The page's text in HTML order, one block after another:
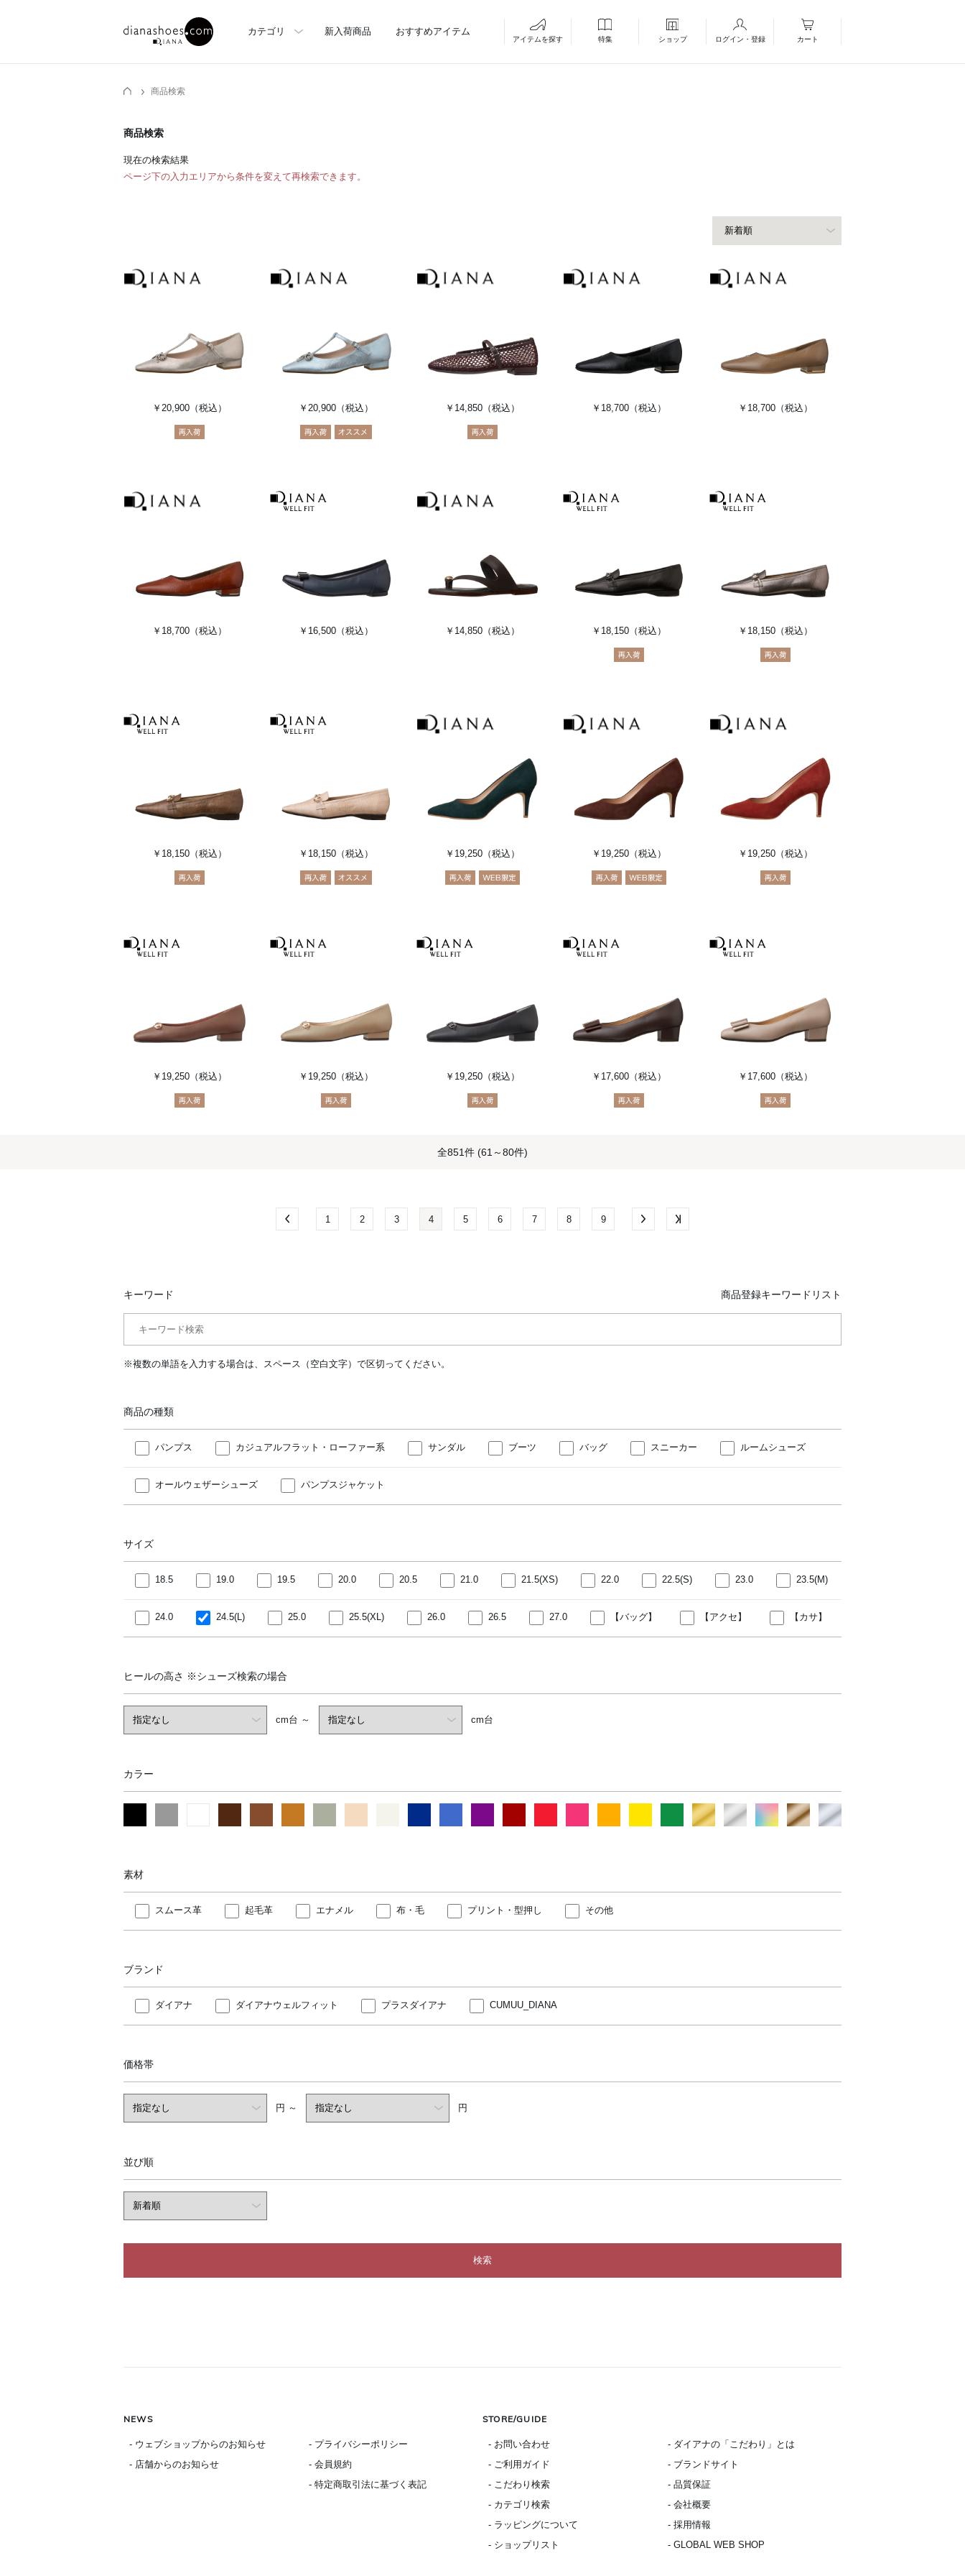
カテゴリ 新入荷商品 おすすめアイテム
アイテムを探す 特集 ショップ ログイン・登録 カート
商品検索
商品検索
現在の検索結果
ページ下の入力エリアから条件を変えて再検索できます。
￥20,900 （税込） ￥20,900 （税込） ￥14,850 （税込） ￥18,700 （税込） ￥18,700 （税込）
￥18,700 （税込） ￥16,500 （税込） ￥14,850 （税込） ￥18,150 （税込） ￥18,150 （税込）
￥18,150 （税込） ￥18,150 （税込） ￥19,250 （税込） ￥19,250 （税込） ￥19,250 （税込）
￥19,250 （税込） ￥19,250 （税込） ￥19,250 （税込） ￥17,600 （税込） ￥17,600 （税込）
全851件 (61～80件)
1 2 3 4 5 6 7 8 9
キーワード 商品登録キーワードリスト
※複数の単語を入力する場合は、スペース（空白文字）で区切ってください。
商品の種類
パンプス カジュアルフラット・ローファー系 サンダル ブーツ バッグ スニーカー ルームシューズ
オールウェザーシューズ パンプスジャケット
サイズ
18.5 19.0 19.5 20.0 20.5 21.0 21.5(XS) 22.0 22.5(S) 23.0 23.5(M)
24.0 24.5(L) 25.0 25.5(XL) 26.0 26.5 27.0 【バッグ】 【アクセ】 【カサ】
ヒールの高さ ※シューズ検索の場合
cm台 ～ cm台
カラー
素材
スムース革 起毛革 エナメル 布・毛 プリント・型押し その他
ブランド
ダイアナ ダイアナウェルフィット プラスダイアナ CUMUU_DIANA
価格帯
円 ～ 円
並び順
NEWS
- ウェブショップからのお知らせ
- 店舗からのお知らせ
- プライバシーポリシー
- 会員規約
- 特定商取引法に基づく表記
STORE/GUIDE
- お問い合わせ
- ご利用ガイド
- こだわり検索
- カテゴリ検索
- ラッピングについて
- ショップリスト
- ダイアナの「こだわり」とは
- ブランドサイト
- 品質保証
- 会社概要
- 採用情報
- GLOBAL WEB SHOP